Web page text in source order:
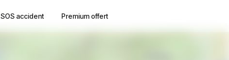
SOS accident Premium offert